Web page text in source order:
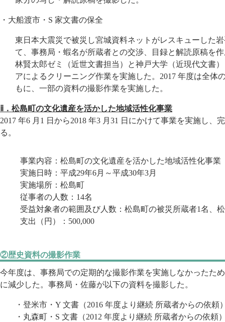
・大船渡市・S 家文書の保全
東日本大震災で被災し宮城資料ネットがレスキューした
て、事務局・蝦名が所蔵者との交渉、目録と解読原稿を
林賢太郎ゼミ（近世文書担当）と神戸大学（近現代文書
アによるクリーニング作業を実施した。2017 年度は全体
もに、一部の資料の撮影作業を実施した。
ⅱ．松島町の文化遺産を活かした地域活性化事業
2017 年6 月1 日から2018 年3 月31 日にかけて事業を実施し、
る。
事業内容：松島町の文化遺産を活かした地域活性化事業
実施日時：平成29年6月～平成30年3月
実施場所：松島町
従事者の人数：14名
受益対象者の範囲及び人数：松島町の被災所蔵者1名、
支出（円）：500,000
②歴史資料の撮影作業
今年度は、事務局での定期的な撮影作業を実施しなかったた
に減少した。事務局・佐藤が以下の資料を撮影した。
・登米市・Y 文書（2016 年度より継続 所蔵者からの依頼
・丸森町・S 文書（2012 年度より継続 所蔵者からの依頼